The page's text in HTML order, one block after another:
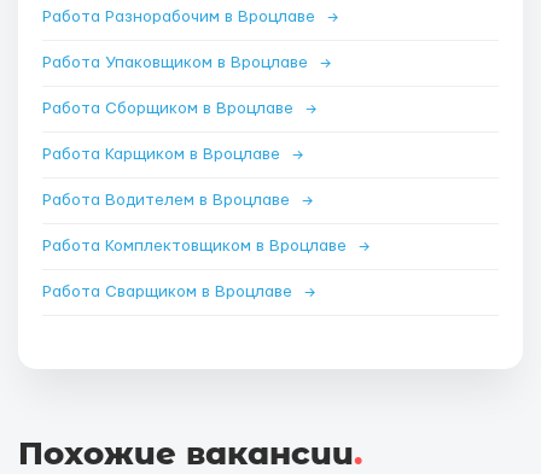
Работа Разнорабочим в Вроцлаве →
Работа Упаковщиком в Вроцлаве →
Работа Сборщиком в Вроцлаве →
Работа Карщиком в Вроцлаве →
Работа Водителем в Вроцлаве →
Работа Комплектовщиком в Вроцлаве →
Работа Сварщиком в Вроцлаве →
Похожие вакансии.